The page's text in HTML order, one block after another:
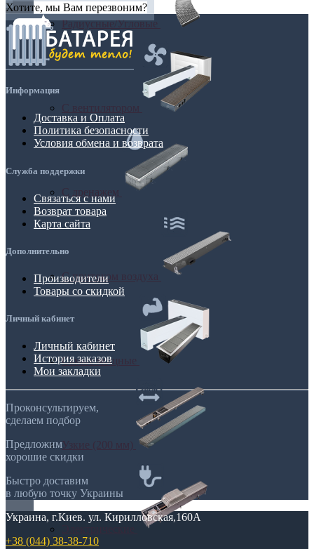
Радиусные/Угловые
С притоком воздуха
Самые мощные
Узкие (200 мм)
Хотите, мы Вам перезвоним?
Информация
Доставка и Оплата
Политика безопасности
Условия обмена и возврата
Служба поддержки
Связаться с нами
Возврат товара
Карта сайта
Дополнительно
Производители
Товары со скидкой
Личный кабинет
Личный кабинет
История заказов
Мои закладки
Проконсультируем,
сделаем подбор
Предложим
хорошие скидки
Быстро доставим
в любую точку Украины
Украина, г.Киев. ул. Кирилловская,160А
+38 (044) 38-38-710